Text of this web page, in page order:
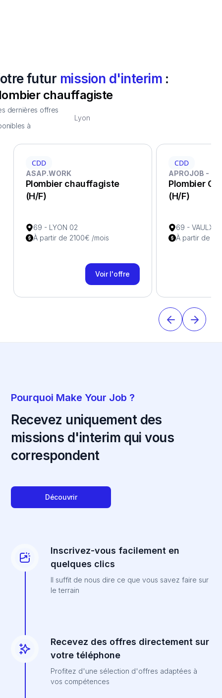
futur mission d'interim :
chauffagiste
dernières offres
à
Lyon
CDD
ASAP.WORK
Plombier chauffagiste
(H/F)
69 - LYON 02
À partir de 2100€ /mois
Voir l'offre
CDD
APROJOB -
Plombier
(H/F)
69 - VAULX
À partir de
Pourquoi Make Your Job ?
Recevez uniquement des
missions d'interim qui vous
correspondent
Découvrir
Inscrivez-vous facilement en
quelques clics
Il suffit de nous dire ce que vous savez faire sur
le terrain
Recevez des offres directement sur
votre téléphone
Profitez d'une sélection d'offres adaptées à
vos compétences